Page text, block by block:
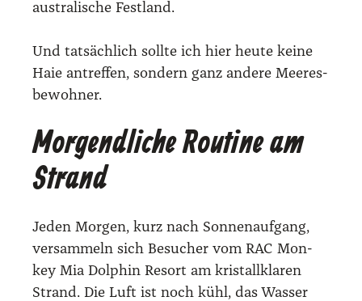
aus­tra­li­sche Fest­land.
Und tat­säch­lich soll­te ich hier heu­te kei­ne
Haie antref­fen, son­dern ganz ande­re Mee­res­
be­woh­ner.
Morgendliche Routine am
Strand
Jeden Mor­gen, kurz nach Son­nen­auf­gang,
ver­sam­meln sich Besu­cher vom RAC Mon­
key Mia Dol­phin Resort am kris­tall­kla­ren
Strand. Die Luft ist noch kühl, das Was­ser